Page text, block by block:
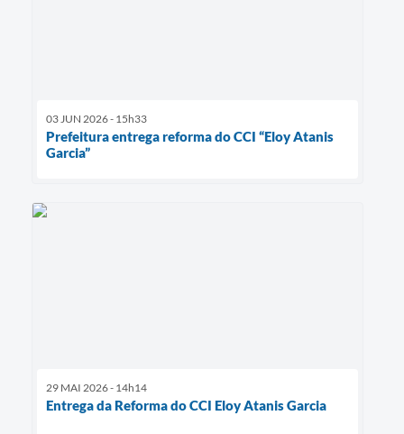
03 JUN 2026 - 15h33
Prefeitura entrega reforma do CCI “Eloy Atanis
Garcia”
29 MAI 2026 - 14h14
Entrega da Reforma do CCI Eloy Atanis Garcia